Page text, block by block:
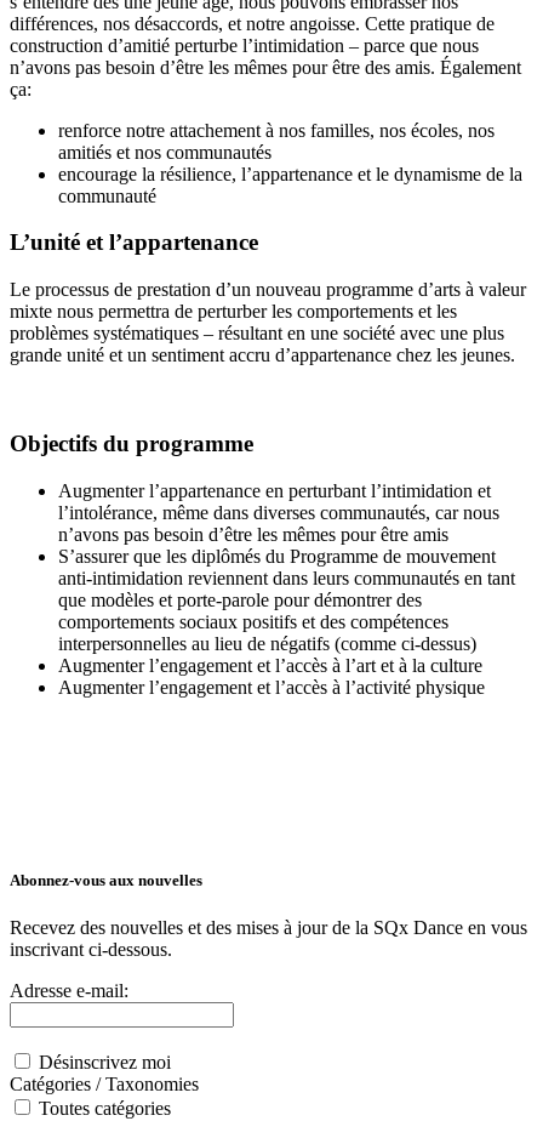
différences, nos désaccords, et notre angoisse. Cette pratique de
construction d’amitié perturbe l’intimidation – parce que nous
n’avons pas besoin d’être les mêmes pour être des amis. Également
ça:
renforce notre attachement à nos familles, nos écoles, nos
amitiés et nos communautés
encourage la résilience, l’appartenance et le dynamisme de la
communauté
L’unité et l’appartenance
Le processus de prestation d’un nouveau programme d’arts à valeur
mixte nous permettra de perturber les comportements et les
problèmes systématiques – résultant en une société avec une plus
grande unité et un sentiment accru d’appartenance chez les jeunes.
Objectifs du programme
Augmenter l’appartenance en perturbant l’intimidation et
l’intolérance, même dans diverses communautés, car nous
n’avons pas besoin d’être les mêmes pour être amis
S’assurer que les diplômés du Programme de mouvement
anti-intimidation reviennent dans leurs communautés en tant
que modèles et porte-parole pour démontrer des
comportements sociaux positifs et des compétences
interpersonnelles au lieu de négatifs (comme ci-dessus)
Augmenter l’engagement et l’accès à l’art et à la culture
Augmenter l’engagement et l’accès à l’activité physique
Abonnez-vous aux nouvelles
Recevez des nouvelles et des mises à jour de la SQx Dance en vous
inscrivant ci-dessous.
Adresse e-mail:
Désinscrivez moi
Catégories / Taxonomies
Toutes catégories